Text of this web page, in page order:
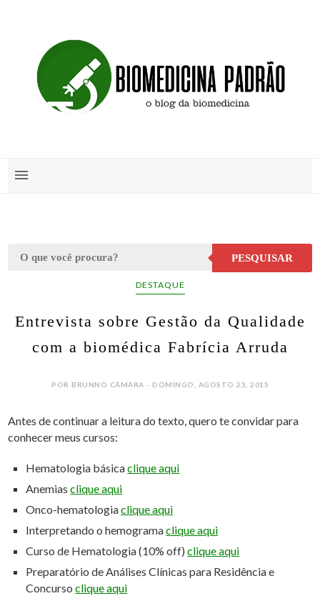
PESQUISAR
DESTAQUE
Entrevista sobre Gestão da Qualidade
com a biomédica Fabrícia Arruda
POR BRUNNO CÂMARA - DOMINGO, AGOSTO 23, 2015
Antes de continuar a leitura do texto, quero te convidar para
conhecer meus cursos:
Hematologia básicaclique aqui
Anemiasclique aqui
Onco-hematologiaclique aqui
Interpretando o hemogramaclique aqui
Curso de Hematologia (10% off)clique aqui
Preparatório de Análises Clínicas para Residência e
Concursoclique aqui